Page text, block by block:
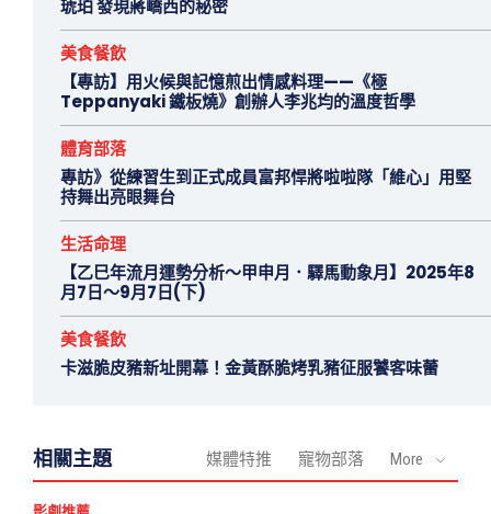
琥珀 發現蔣嶠西的秘密
美食餐飲
【專訪】用火候與記憶煎出情感料理——《極
Teppanyaki 鐵板燒》創辦人李兆均的溫度哲學
體育部落
專訪》從練習生到正式成員富邦悍將啦啦隊「維心」用堅
持舞出亮眼舞台
生活命理
【乙巳年流月運勢分析～甲申月．驛馬動象月】2025年8
月7日～9月7日(下)
美食餐飲
卡滋脆皮豬新址開幕！金黃酥脆烤乳豬征服饕客味蕾
相關主題 媒體特推 寵物部落 More